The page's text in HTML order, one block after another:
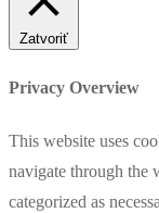
Zatvoriť
Privacy Overview
This website uses
navigate through the
categorized as